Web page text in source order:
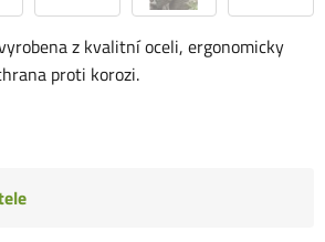
z kvalitní oceli, ergonomicky
proti korozi.